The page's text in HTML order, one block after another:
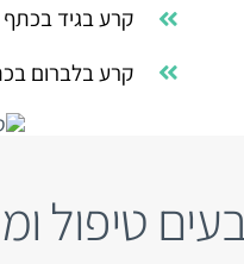
קרע בגיד בכתף
קרע בלברום
טיפול